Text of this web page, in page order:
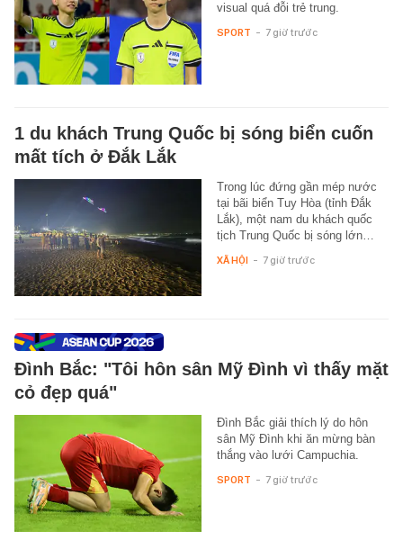
visual quá đỗi trẻ trung.
SPORT - 7 giờ trước
1 du khách Trung Quốc bị sóng biển cuốn
mất tích ở Đắk Lắk
Trong lúc đứng gần mép nước
tại bãi biển Tuy Hòa (tỉnh Đắk
Lắk), một nam du khách quốc
tịch Trung Quốc bị sóng lớn…
XÃ HỘI - 7 giờ trước
Đình Bắc: "Tôi hôn sân Mỹ Đình vì thấy mặt
cỏ đẹp quá"
Đình Bắc giải thích lý do hôn
sân Mỹ Đình khi ăn mừng bàn
thắng vào lưới Campuchia.
SPORT - 7 giờ trước